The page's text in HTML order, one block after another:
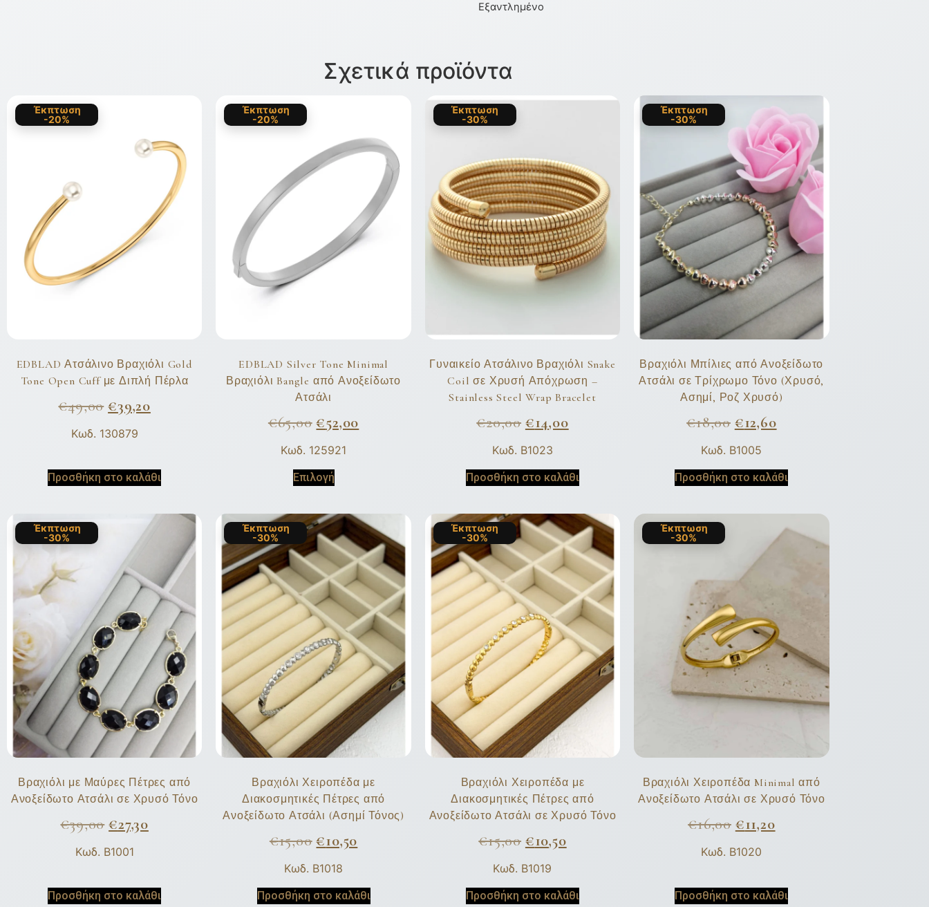
Εξαντλημένο
Σχετικά προϊόντα
Έκπτωση
-20%
EDBLAD Ατσάλινο Βραχιόλι Gold
Tone Open Cuff με Διπλή Πέρλα
€49,00 €39,20
Κωδ. 130879
Προσθήκη στο καλάθι
Έκπτωση
-20%
EDBLAD Silver Tone Minimal
Βραχιόλι Bangle από Ανοξείδωτο
Ατσάλι
€65,00 €52,00
Κωδ. 125921
Επιλογή
Έκπτωση
-30%
Γυναικείο Ατσάλινο Βραχιόλι Snake
Coil σε Χρυσή Απόχρωση –
Stainless Steel Wrap Bracelet
€20,00 €14,00
Κωδ. B1023
Προσθήκη στο καλάθι
Έκπτωση
-30%
Βραχιόλι Μπίλιες από Ανοξείδωτο
Ατσάλι σε Τρίχρωμο Τόνο (Χρυσό,
Ασημί, Ροζ Χρυσό)
€18,00 €12,60
Κωδ. B1005
Προσθήκη στο καλάθι
Έκπτωση
-30%
Βραχιόλι με Μαύρες Πέτρες από
Ανοξείδωτο Ατσάλι σε Χρυσό Τόνο
€39,00 €27,30
Κωδ. B1001
Προσθήκη στο καλάθι
Έκπτωση
-30%
Βραχιόλι Χειροπέδα με
Διακοσμητικές Πέτρες από
Ανοξείδωτο Ατσάλι (Ασημί Τόνος)
€15,00 €10,50
Κωδ. B1018
Προσθήκη στο καλάθι
Έκπτωση
-30%
Βραχιόλι Χειροπέδα με
Διακοσμητικές Πέτρες από
Ανοξείδωτο Ατσάλι σε Χρυσό Τόνο
€15,00 €10,50
Κωδ. B1019
Προσθήκη στο καλάθι
Έκπτωση
-30%
Βραχιόλι Χειροπέδα Minimal από
Ανοξείδωτο Ατσάλι σε Χρυσό Τόνο
€16,00 €11,20
Κωδ. B1020
Προσθήκη στο καλάθι